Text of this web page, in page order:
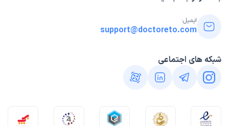
ایمیل:
support@doctoreto.com
شبکه های اجتماعی